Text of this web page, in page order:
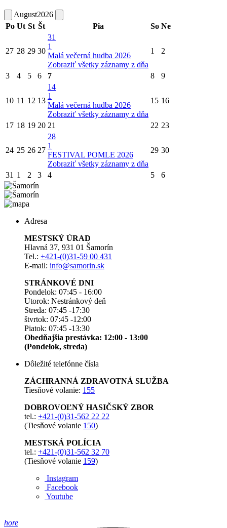
August2026
Po Ut St Št Pia So Ne
27 28 29 30
31
1
Malá večerná hudba 2026
Zobraziť všetky záznamy z dňa
1 2
3 4 5 6 7 8 9
10 11 12 13
14
1
Malá večerná hudba 2026
Zobraziť všetky záznamy z dňa
15 16
17 18 19 20 21 22 23
24 25 26 27
28
1
FESTIVAL POMLE 2026
Zobraziť všetky záznamy z dňa
29 30
31 1 2 3 4 5 6
Adresa
MESTSKÝ ÚRAD
Hlavná 37, 931 01 Šamorín
Tel.: +421-(0)31-59 00 431
E-mail: info@samorin.sk
STRÁNKOVÉ DNI
Pondelok: 07:45 - 16:00
Utorok: Nestránkový deň
Streda: 07:45 -17:30
štvrtok: 07:45 -12:00
Piatok: 07:45 -13:30
Obedňajšia prestávka: 12:00 - 13:00
(Pondelok, streda)
Dôležité telefónne čísla
ZÁCHRANNÁ ZDRAVOTNÁ SLUŽBA
Tiesňové volanie: 155
DOBROVOĽNÝ HASIČSKÝ ZBOR
tel.: +421-(0)31-562 22 22
(Tiesňové volanie 150)
MESTSKÁ POLÍCIA
tel.: +421-(0)31-562 32 70
(Tiesňové volanie 159)
Instagram
Facebook
Youtube
hore